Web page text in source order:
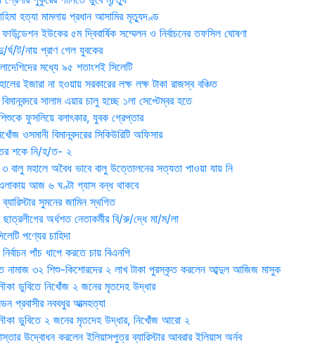
হত্যা মামলায় প্রধান আসামির মৃত্যুদণ্ড
ইউকের ৫ম দ্বিবার্ষিক সম্মেলন ও নির্বাচনের তফসিল ঘোষণা
ট/নায় প্রাণ গেল যুবকের
মধ্যে ৯৫ শতাংশই সিলেটি
ইজারা না হওয়ায় সরকারের লক্ষ লক্ষ টাকা রাজস্ব বঞ্চিত
সালাম এয়ার চালু হচ্ছে ১লা সেপ্টেম্বর হতে
ফুসলিয়ে বলাৎকার, যুবক গ্রেপ্তার
ওসমানী বিমানবন্দরের সিকিউরিটি অফিসার
শকে নি/হ/ত- ২
বালু মহালে অবৈধ ভাবে বালু উত্তোলনের সত্যতা পাওয়া যায় নি
আজ ৬ ঘণ্টা গ্যাস বন্ধ থাকবে
সুমনের জামিন স্থগিত
ছাত্রলীগের অর্ধশত নেতাকর্মীর বি/রু/দ্ধে মা/ম/লা
পণ্যের চাহিদা
পাঁচ ধাপে করতে চায় বিএনপি
নামাজ ৩২ শিশু-কিশোরদের ২ লাখ টাকা পুরস্কৃত করলেন আব্দুল আজিজ মাসুক
ডুবিতে নিখোঁজ ২ জনের মৃতদেহ উদ্ধার
প্রবাসীর নববধুর আত্মহত্যা
ডুবিতে ২ জনের মৃতদেহ উদ্ধার, নিখোঁজ আরো ২
উদ্বোধন করলেন ইলিয়াসপুত্র ব্যারিস্টার আবরার ইলিয়াস অর্নব